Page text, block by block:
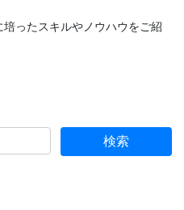
ったスキルやノウハウをご紹